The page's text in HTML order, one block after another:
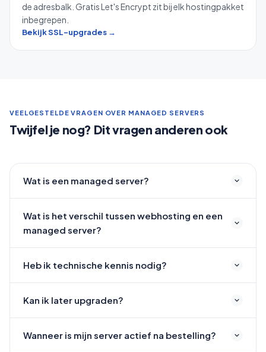
de adresbalk. Gratis Let's Encrypt zit bij elk hostingpakket
inbegrepen.
Bekijk SSL-upgrades →
VEELGESTELDE VRAGEN OVER MANAGED SERVERS
Twijfel je nog? Dit vragen anderen ook
Wat is een managed server?
Wat is het verschil tussen webhosting en een
managed server?
Heb ik technische kennis nodig?
Kan ik later upgraden?
Wanneer is mijn server actief na bestelling?